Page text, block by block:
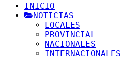
INICIO
NOTICIAS
LOCALES
PROVINCIAL
NACIONALES
INTERNACIONALES